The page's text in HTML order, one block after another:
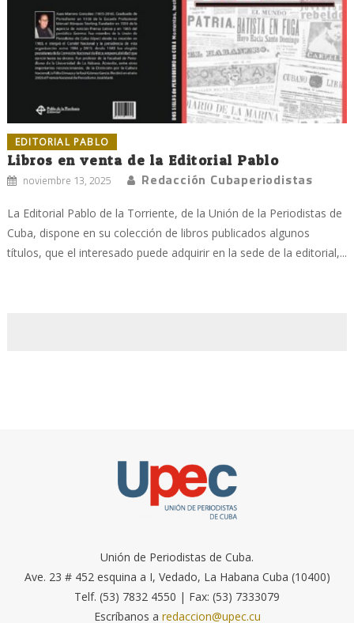
EDITORIAL PABLO
Libros en venta de la Editorial Pablo
noviembre 13, 2025 Redacción Cubaperiodistas
La Editorial Pablo de la Torriente, de la Unión de la Periodistas de
Cuba, dispone en su colección de libros publicados algunos
títulos, que el interesado puede adquirir en la sede de la editorial,...
Unión de Periodistas de Cuba.
Ave. 23 # 452 esquina a I, Vedado, La Habana Cuba (10400)
Telf. (53) 7832 4550 | Fax: (53) 7333079
Escríbanos a redaccion@upec.cu